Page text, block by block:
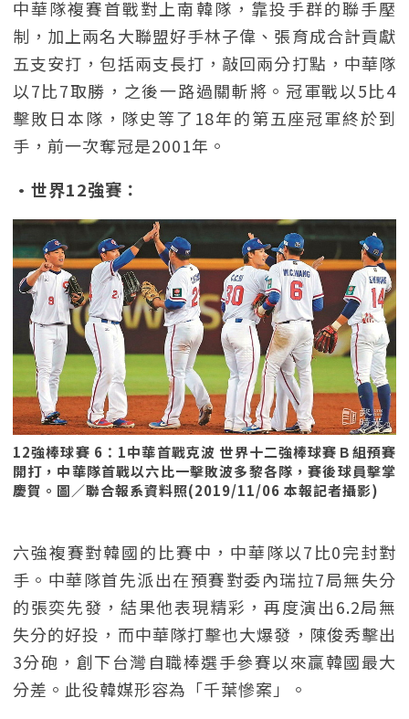
中華隊複賽首戰對上南韓隊，靠投手群的聯手壓
制，加上兩名大聯盟好手林子偉、張育成合計貢獻
五支安打，包括兩支長打，敲回兩分打點，中華隊
以7比7取勝，之後一路過關斬將。冠軍戰以5比4
擊敗日本隊，隊史等了18年的第五座冠軍終於到
手，前一次奪冠是2001年。
•世界12強賽：
12強棒球賽 6：1中華首戰克波 世界十二強棒球賽Ｂ組預賽
開打，中華隊首戰以六比一擊敗波多黎各隊，賽後球員擊掌
慶賀。圖／聯合報系資料照(2019/11/06 本報記者攝影)
六強複賽對韓國的比賽中，中華隊以7比0完封對
手。中華隊首先派出在預賽對委內瑞拉7局無失分
的張奕先發，結果他表現精彩，再度演出6.2局無
失分的好投，而中華隊打擊也大爆發，陳俊秀擊出
3分砲，創下台灣自職棒選手參賽以來贏韓國最大
分差。此役韓媒形容為「千葉慘案」。